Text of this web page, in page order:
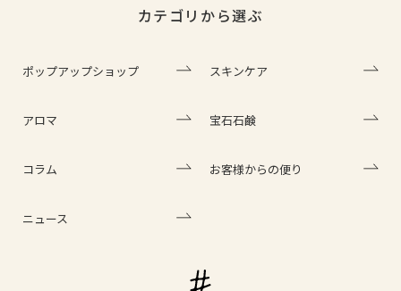
カテゴリから選ぶ
ポップアップショップ スキンケア
アロマ 宝石石鹸
コラム お客様からの便り
ニュース